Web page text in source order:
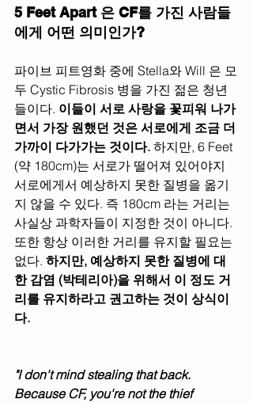
5 Feet Apart 은 CF를 가진 사람들
에게 어떤 의미인가?
파이브 피트영화 중에 Stella와 Will 은 모
두 Cystic Fibrosis 병을 가진 젊은 청년
들이다. 이들이 서로 사랑을 꽃피워 나가
면서 가장 원했던 것은 서로에게 조금 더
가까이 다가가는 것이다. 하지만, 6 Feet
(약 180cm)는 서로가 떨어져 있어야지
서로에게서 예상하지 못한 질병을 옮기
지 않을 수 있다. 즉 180cm 라는 거리는
사실상 과학자들이 지정한 것이 아니다.
또한 항상 이러한 거리를 유지할 필요는
없다. 하지만, 예상하지 못한 질병에 대
한 감염 (박테리아)을 위해서 이 정도 거
리를 유지하라고 권고하는 것이 상식이
다.
"I don't mind stealing that back.
Because CF, you're not the thief